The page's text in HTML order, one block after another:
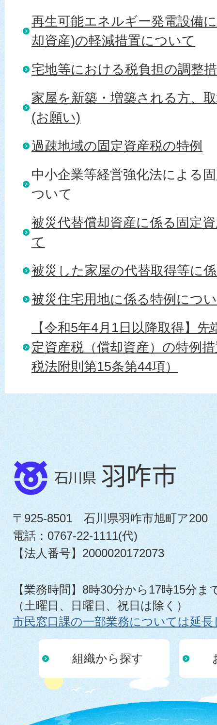
再生可能エネルギー発電設備
却資産)の軽減措置について
宅地等における税負担の調整
家屋を新築・増築される方、
(お願い)
過疎地域の固定資産税の特例
中小企業等経営強化法による
ついて
被災代替償却資産に係る固定
て
被災した家屋の代替取得等に
被災住宅用地に係る特例につ
【令和5年4月1日以降取得】
定資産税（償却資産）の特例
税法附則第15条第44項）
〒925-8501 石川県羽咋市旭町ア200
電話：0767-22-1111(代)
【法人番号】2000020172073
【業務時間】8時30分から17時15分ま
（土曜日、日曜日、祝日は除く）
市民窓口課の一部業務については延
組織から探す